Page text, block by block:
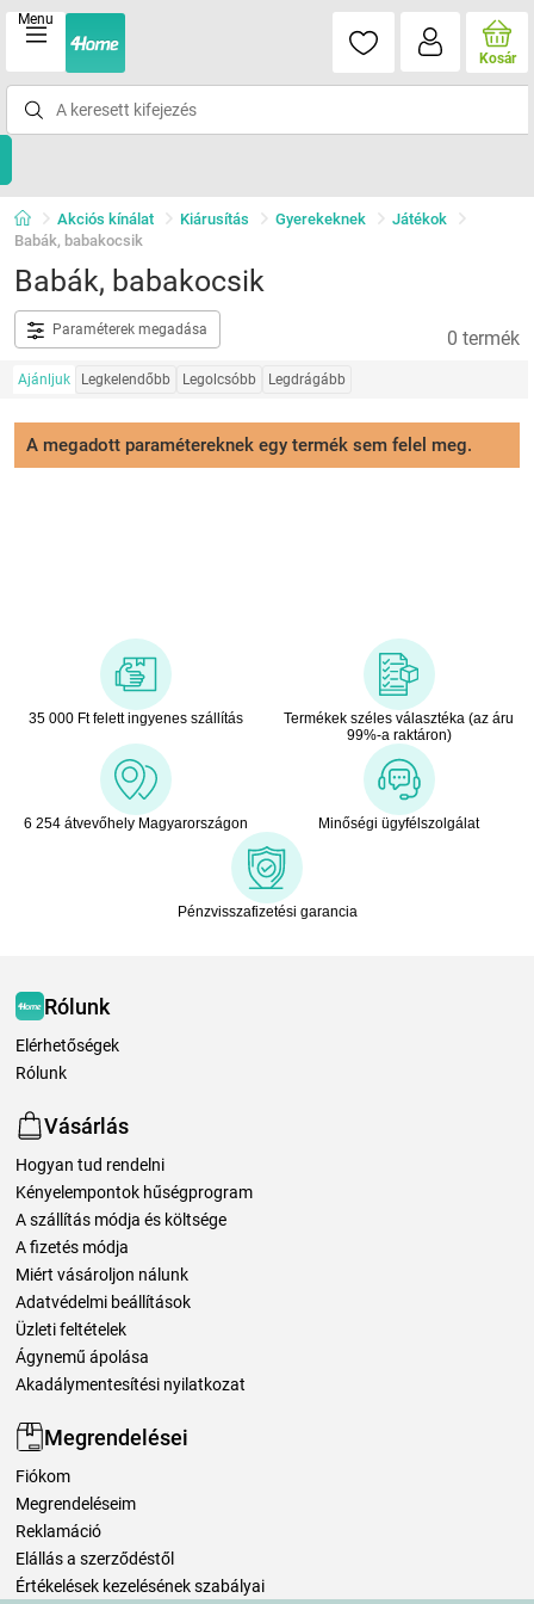
Menu
Kosár
Akciós kínálat Kiárusítás Gyerekeknek
Játékok
Babák, babakocsik
Babák, babakocsik
Paraméterek megadása 0 termék
Ajánljuk Legkelendőbb Legolcsóbb Legdrágább
A megadott paramétereknek egy termék sem felel meg.
35 000 Ft felett ingyenes szállítás
Termékek széles választéka (az áru
99%-a raktáron)
6 254 átvevőhely Magyarországon Minőségi ügyfélszolgálat
Pénzvisszafizetési garancia
Rólunk
Elérhetőségek
Rólunk
Vásárlás
Hogyan tud rendelni
Kényelempontok hűségprogram
A szállítás módja és költsége
A fizetés módja
Miért vásároljon nálunk
Adatvédelmi beállítások
Üzleti feltételek
Ágynemű ápolása
Akadálymentesítési nyilatkozat
Megrendelései
Fiókom
Megrendeléseim
Reklamáció
Elállás a szerződéstől
Értékelések kezelésének szabályai